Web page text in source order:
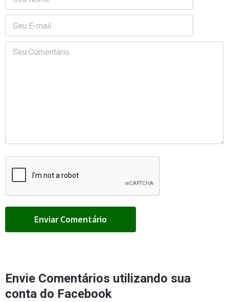
Envie Comentários utilizando sua
conta do Facebook